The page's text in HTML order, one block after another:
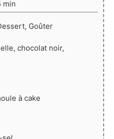
minutes
min
Goûter
chocolat noir,
à cake